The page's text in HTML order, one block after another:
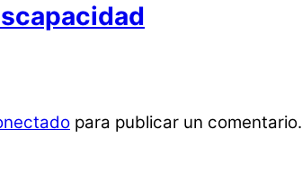
para publicar un comentario.